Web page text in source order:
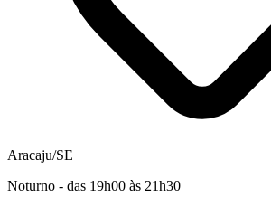
Aracaju/SE
Noturno - das 19h00 às 21h30